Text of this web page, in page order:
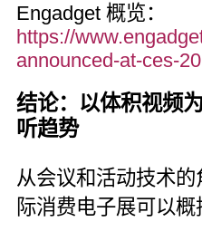
Engadget 概览：
https://
announced-at-ces-
结论：以体积视频
听趋势
从会议和活动技术
际消费电子展可以概